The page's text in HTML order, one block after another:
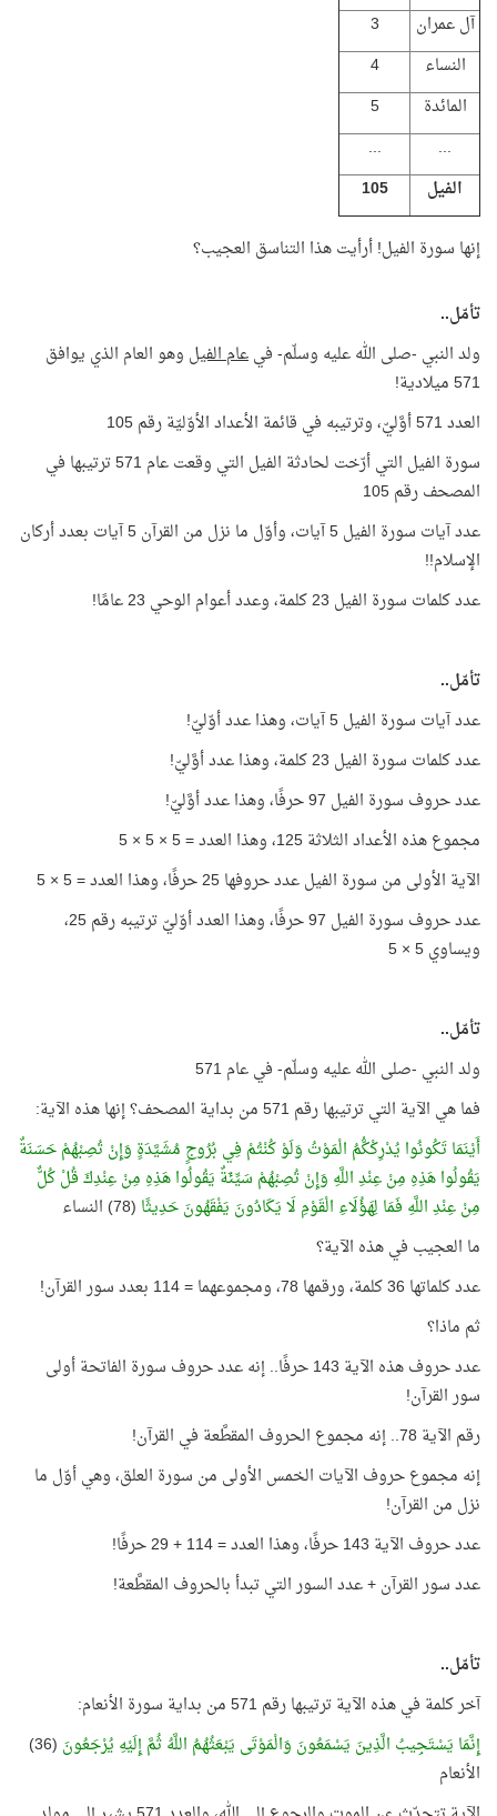
آل عمران
3
النساء
4
المائدة
5
...
...
الفيل
105
إنها سورة الفيل! أرأيت هذا التناسق العجيب؟
تأمّل..
ولد النبي -صلى الله عليه وسلّم- فيعام الفيل وهو العام الذي يوافق
571 ميلادية!
العدد 571 أوَّليّ، وترتيبه في قائمة الأعداد الأوّليّة رقم 105
سورة الفيل التي أرّخت لحادثة الفيل التي وقعت عام 571 ترتيبها في
المصحف رقم 105
عدد آيات سورة الفيل 5 آيات، وأوّل ما نزل من القرآن 5 آيات بعدد أركان
الإسلام!!
عدد كلمات سورة الفيل 23 كلمة، وعدد أعوام الوحي 23 عامًا!
تأمّل..
عدد آيات سورة الفيل 5 آيات، وهذا عدد أوّليّ!
عدد كلمات سورة الفيل 23 كلمة، وهذا عدد أوَّليّ!
عدد حروف سورة الفيل 97 حرفًا، وهذا عدد أوَّليّ!
مجموع هذه الأعداد الثلاثة 125، وهذا العدد = 5 × 5 × 5
الآية الأولى من سورة الفيل عدد حروفها 25 حرفًا، وهذا العدد = 5 × 5
عدد حروف سورة الفيل 97 حرفًا، وهذا العدد أوّليّ ترتيبه رقم 25،
ويساوي 5 × 5
تأمّل..
ولد النبي -صلى الله عليه وسلّم- في عام 571
فما هي الآية التي ترتيبها رقم 571 من بداية المصحف؟ إنها هذه الآية:
أَيْنَمَا تَكُونُوا يُدْرِكْكُّمُ الْمَوْتُ وَلَوْ كُنْتُمْ فِي بُرُوجٍ مُشَيَّدَةٍ وَإِنْ تُصِبْهُمْ حَسَنَةٌ
يَقُولُوا هَذِهِ مِنْ عِنْدِ اللَّهِ وَإِنْ تُصِبْهُمْ سَيِّئَةٌ يَقُولُوا هَذِهِ مِنْ عِنْدِكَ قُلْ كُلٌّ
مِنْ عِنْدِ اللَّهِ فَمَا لِهَؤُلَاءِ الْقَوْمِ لَا يَكَادُونَ يَفْقَهُونَ حَدِيثًا (78) النساء
ما العجيب في هذه الآية؟
عدد كلماتها 36 كلمة، ورقمها 78، ومجموعهما = 114 بعدد سور القرآن!
ثم ماذا؟
عدد حروف هذه الآية 143 حرفًا.. إنه عدد حروف سورة الفاتحة أولى
سور القرآن!
رقم الآية 78.. إنه مجموع الحروف المقطَّعة في القرآن!
إنه مجموع حروف الآيات الخمس الأولى من سورة العلق، وهي أوّل ما
نزل من القرآن!
عدد حروف الآية 143 حرفًا، وهذا العدد = 114 + 29 حرفًا!
عدد سور القرآن + عدد السور التي تبدأ بالحروف المقطَّعة!
تأمّل..
آخر كلمة في هذه الآية ترتيبها رقم 571 من بداية سورة الأنعام:
إِنَّمَا يَسْتَجِيبُ الَّذِينَ يَسْمَعُونَ وَالْمَوْتَى يَبْعَثُهُمُ اللَّهُ ثُمَّ إِلَيْهِ يُرْجَعُونَ
(36)
الأنعام